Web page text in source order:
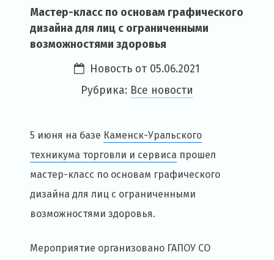
Мастер-класс по основам графического
дизайна для лиц с ограниченными
возможностями здоровья
Новость от 05.06.2021
Рубрика: Все новости
5 июня на базе Каменск-Уральского
техникума торговли и сервиса прошел
мастер-класс по основам графического
дизайна для лиц с ограниченными
возможностями здоровья.
Мероприятие организовано ГАПОУ СО